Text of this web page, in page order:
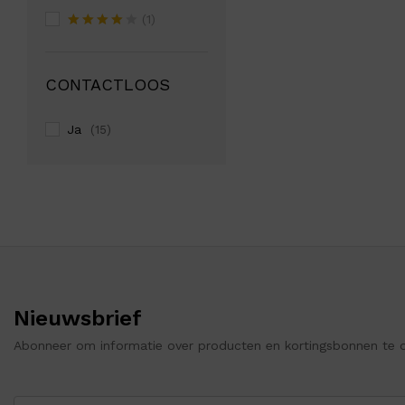
(1)
CONTACTLOOS
Ja (15)
Nieuwsbrief
Abonneer om informatie over producten en kortingsbonnen te